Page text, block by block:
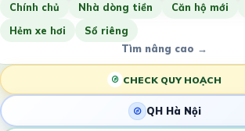
Chính chủ Nhà dòng tiền Căn hộ mới
Hẻm xe hơi
Sổ riêng
Tìm nâng cao →
CHECK QUY HOẠCH
QH Hà Nội